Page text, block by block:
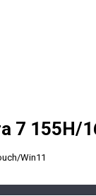
7 155H/